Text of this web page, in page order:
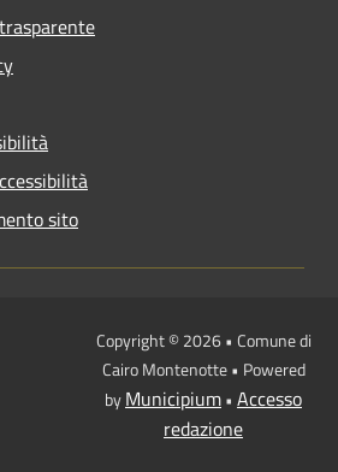
sito
Copyright © 2026 • Comune di
Cairo Montenotte • Powered
byMunicipium• Accesso
redazione